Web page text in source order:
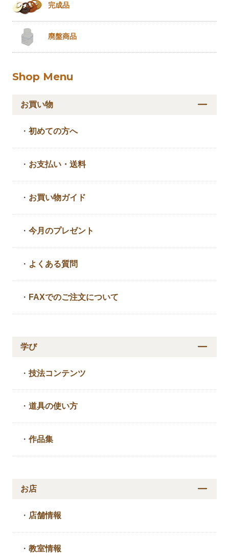
完成品
廃盤商品
Shop Menu
お買い物
・初めての方へ
・ お支払い・送料
・ お買い物ガイド
・今月のプレゼント
・ よくある質問
・ FAXでのご注文について
学び
・技法コンテンツ
・道具の使い方
・作品集
お店
・ 店舗情報
・教室情報